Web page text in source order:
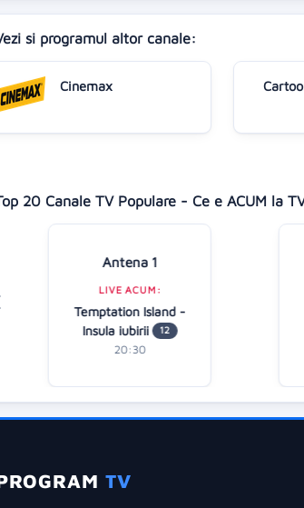
si programul altor canale:
Cinemax
20 Canale TV Populare - Ce e ACUM la
Antena 1
LIVE ACUM:
Temptation Island -
Insula iubirii
12
20:30
TV